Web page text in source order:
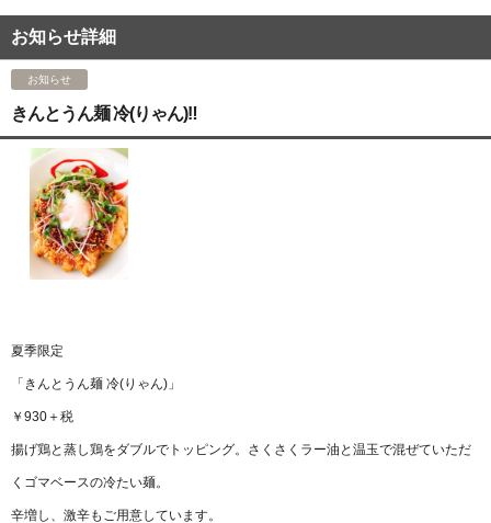
お知らせ詳細
お知らせ
きんとうん麺 冷(りゃん)‼︎
夏季限定
「きんとうん麺 冷(りゃん)」
￥930＋税
揚げ鶏と蒸し鶏をダブルでトッピング。さくさくラー油と温玉で混ぜていただ
くゴマベースの冷たい麺。
辛増し、激辛もご用意しています。